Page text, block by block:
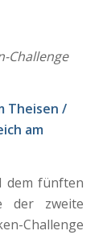
Challenge
Theisen /
am
dem fünften
der zweite
Challenge